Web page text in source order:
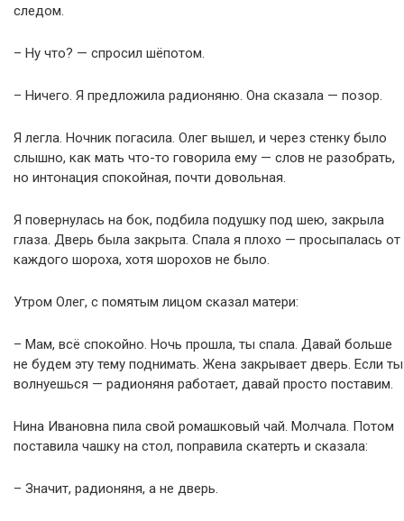
следом.
– Ну что? — спросил шёпотом.
– Ничего. Я предложила радионяню. Она сказала — позор.
Я легла. Ночник погасила. Олег вышел, и через стенку было
слышно, как мать что-то говорила ему — слов не разобрать,
но интонация спокойная, почти довольная.
Я повернулась на бок, подбила подушку под шею, закрыла
глаза. Дверь была закрыта. Спала я плохо — просыпалась от
каждого шороха, хотя шорохов не было.
Утром Олег, с помятым лицом сказал матери:
– Мам, всё спокойно. Ночь прошла, ты спала. Давай больше
не будем эту тему поднимать. Жена закрывает дверь. Если ты
волнуешься — радионяня работает, давай просто поставим.
Нина Ивановна пила свой ромашковый чай. Молчала. Потом
поставила чашку на стол, поправила скатерть и сказала:
– Значит, радионяня, а не дверь.